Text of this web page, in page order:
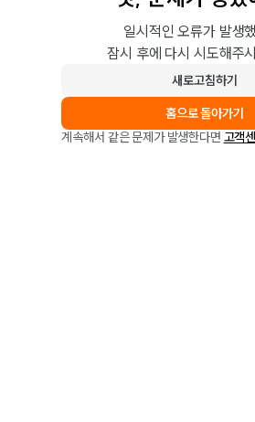
일시적인 오류가 발생
잠시 후에 다시 시도해주
새로고침하기
홈으로 돌아가기
계속해서 같은 문제가 발생한다면 고객